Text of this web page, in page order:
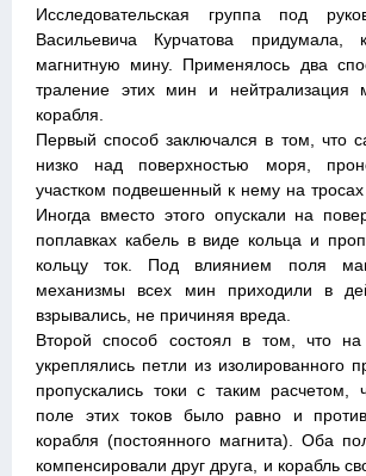
Исследовательская группа под
Васильевича Курчатова придумала,
магнитную мину. Применялось два
траление этих мин и нейтрализация
корабля.
Первый способ заключался в том, что
низко над поверхностью моря,
участком подвешенный к нему на
Иногда вместо этого опускали на
поплавках кабель в виде кольца и
кольцу ток. Под влиянием поля
механизмы всех мин приходили в
взрывались, не причиняя вреда.
Второй способ состоял в том, что
укреплялись петли из изолированного
пропускались токи с таким расчетом,
поле этих токов было равно и
корабля (постоянного магнита). Оба
компенсировали друг друга, и корабль